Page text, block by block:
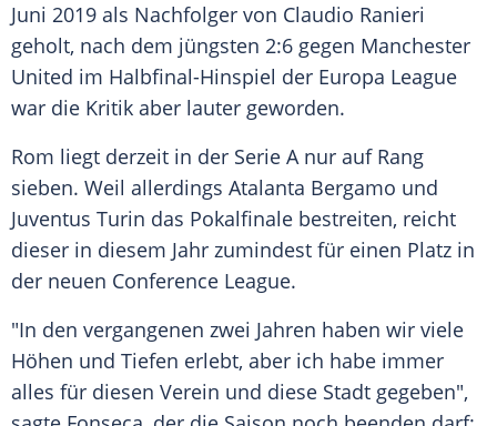
Juni 2019 als Nachfolger von Claudio Ranieri
geholt, nach dem jüngsten 2:6 gegen Manchester
United im Halbfinal-Hinspiel der Europa League
war die Kritik aber lauter geworden.
Rom liegt derzeit in der Serie Anur auf Rang
sieben. Weil allerdings Atalanta Bergamo und
Juventus Turin das Pokalfinale bestreiten, reicht
dieser in diesem Jahr zumindest für einen Platz in
der neuen Conference League.
"In den vergangenen zwei Jahren haben wir viele
Höhen und Tiefen erlebt, aber ich habe immer
alles für diesen Verein und diese Stadt gegeben",